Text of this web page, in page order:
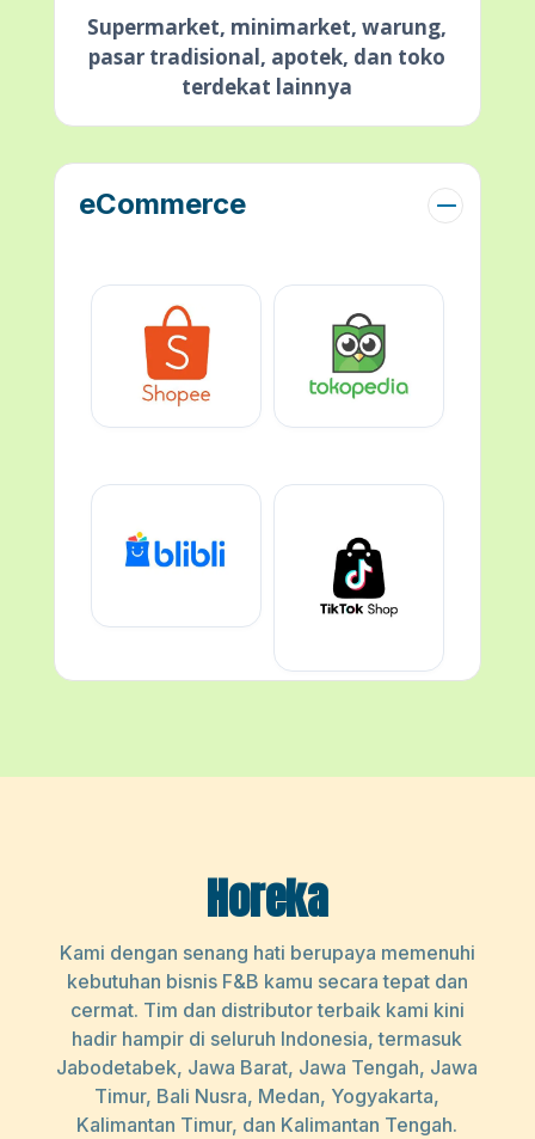
Supermarket, minimarket, warung,
pasar tradisional, apotek, dan toko
terdekat lainnya
eCommerce
Horeka
Kami dengan senang hati berupaya memenuhi
kebutuhan bisnis F&B kamu secara tepat dan
cermat. Tim dan distributor terbaik kami kini
hadir hampir di seluruh Indonesia, termasuk
Jabodetabek, Jawa Barat, Jawa Tengah, Jawa
Timur, Bali Nusra, Medan, Yogyakarta,
Kalimantan Timur, dan Kalimantan Tengah.